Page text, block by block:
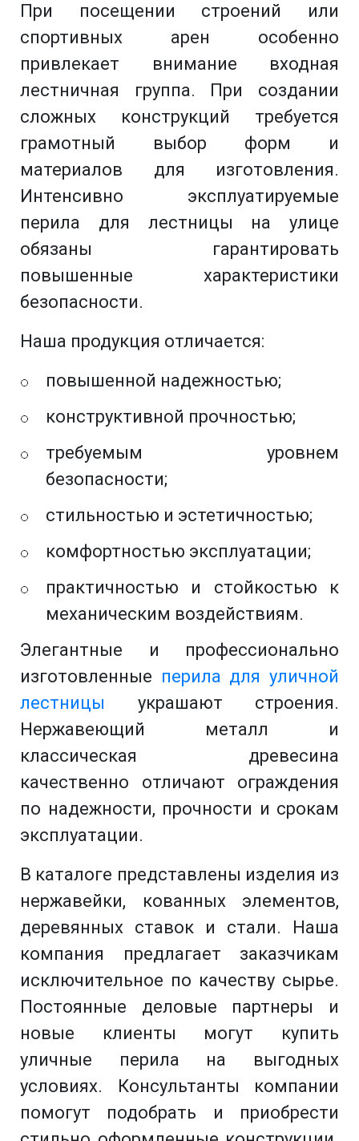
При посещении строений или
спортивных арен особенно
привлекает внимание входная
лестничная группа. При создании
сложных конструкций требуется
грамотный выбор форм и
материалов для изготовления.
Интенсивно эксплуатируемые
перила для лестницы на улице
обязаны гарантировать
повышенные характеристики
безопасности.
Наша продукция отличается:
повышенной надежностью;
конструктивной прочностью;
требуемым уровнем
безопасности;
стильностью и эстетичностью;
комфортностью эксплуатации;
практичностью и стойкостью к
механическим воздействиям.
Элегантные и профессионально
изготовленные перила для уличной
лестницы украшают строения.
Нержавеющий металл и
классическая древесина
качественно отличают ограждения
по надежности, прочности и срокам
эксплуатации.
В каталоге представлены изделия из
нержавейки, кованных элементов,
деревянных ставок и стали. Наша
компания предлагает заказчикам
исключительное по качеству сырье.
Постоянные деловые партнеры и
новые клиенты могут купить
уличные перила на выгодных
условиях. Консультанты компании
помогут подобрать и приобрести